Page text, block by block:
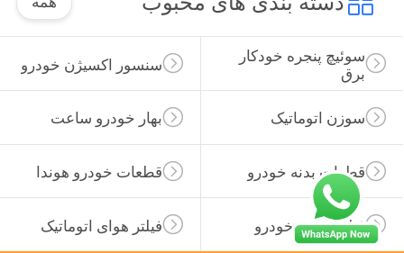
بلبرینگ خودرو
60 سنسور اکسیژن خودرو
سوئیچ پنجره خودکار
برق
بهار خودرو ساعت سوزن اتوماتیک
قطعات خودرو هوندا قطعات بدنه خودرو
فیلتر هوای اتوماتیک فیلتر روغن خودرو